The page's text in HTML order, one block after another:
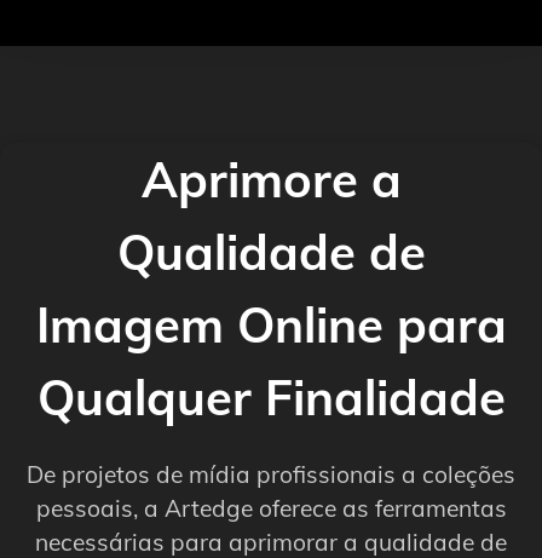
Aprimore a
Qualidade de
Imagem Online para
Qualquer Finalidade
De projetos de mídia profissionais a coleções
pessoais, a Artedge oferece as ferramentas
necessárias para aprimorar a qualidade de